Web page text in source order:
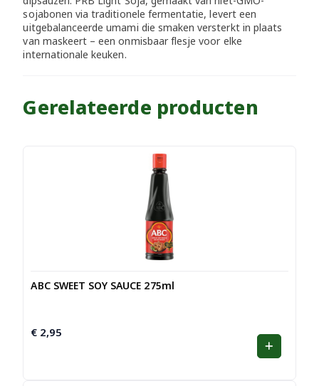
sojabonen via traditionele fermentatie, levert een
uitgebalanceerde umami die smaken versterkt in plaats
van maskeert – een onmisbaar flesje voor elke
internationale keuken.
Gerelateerde producten
ABC SWEET SOY SAUCE 275ml
€ 2,95